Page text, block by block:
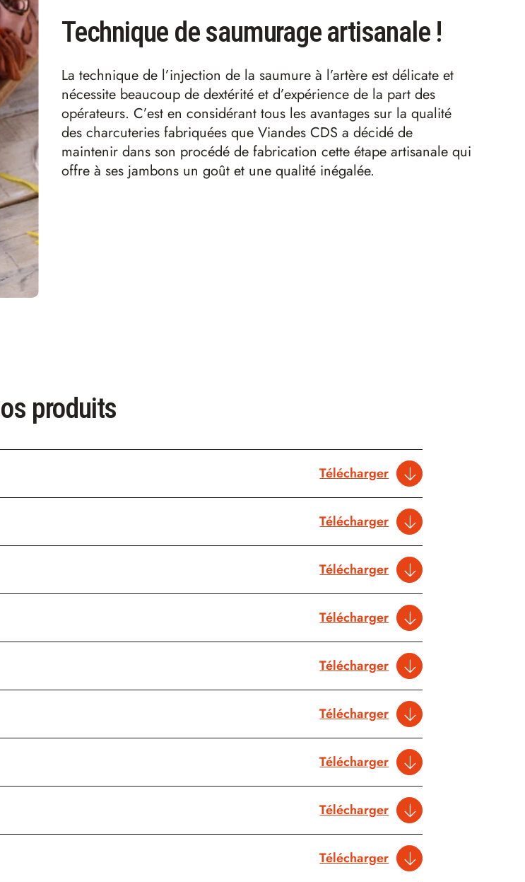
Technique de saumurage artisanale !
La technique de l’injection de la saumure à l’artère est délicate et
nécessite beaucoup de dextérité et d’expérience de la part des
opérateurs. C’est en considérant tous les avantages sur la qualité
des charcuteries fabriquées que Viandes CDS a décidé de
maintenir dans son procédé de fabrication cette étape artisanale qui
offre à ses jambons un goût et une qualité inégalée.
produits
Télécharger
Télécharger
Télécharger
Télécharger
Télécharger
Télécharger
Télécharger
Télécharger
Télécharger